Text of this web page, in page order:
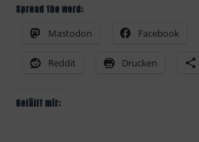
Spread the word:
Mastodon
Facebook
Reddit Drucken
Gefällt mir: